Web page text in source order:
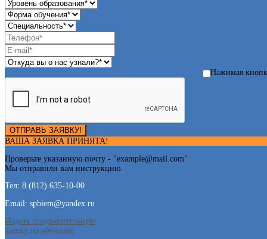
Нажимая
ОТПРАВЬ ЗАЯВКУ!
ВАША ЗАЯВКА ПРИНЯТА!
Проверьте указанную почту - "example@mail.com"
Мы отправили вам инструкцию.
Тел: 8 (812) 635-10-00
Email: spbiem@yandex.ru
Подать предварительную
заявку на обучение